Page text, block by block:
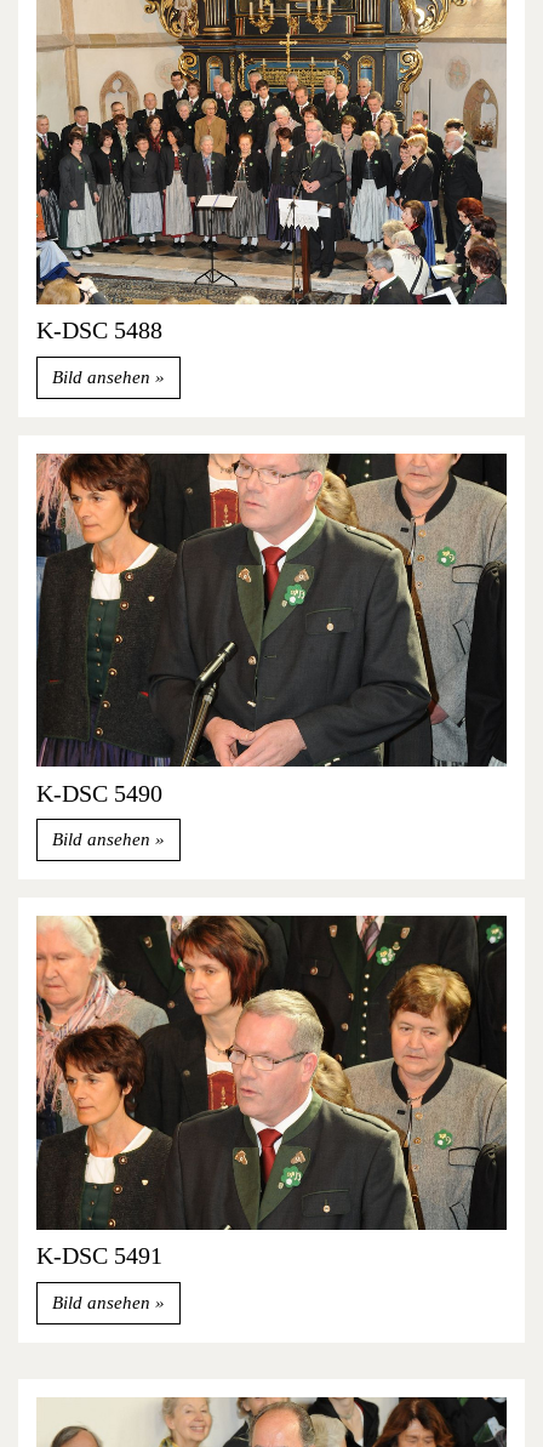
K-DSC 5488
Bild ansehen
K-DSC 5490
Bild ansehen
K-DSC 5491
Bild ansehen